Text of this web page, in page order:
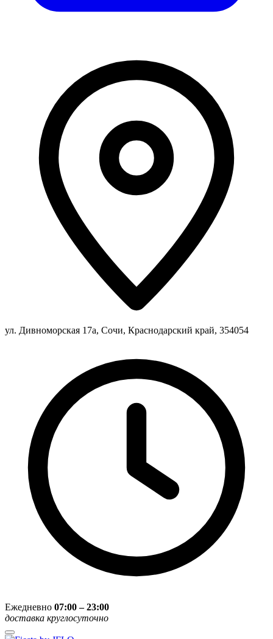
ул. Дивноморская 17а, Сочи, Краснодарский край, 354054
Ежедневно 07:00 – 23:00
доставка круглосуточно